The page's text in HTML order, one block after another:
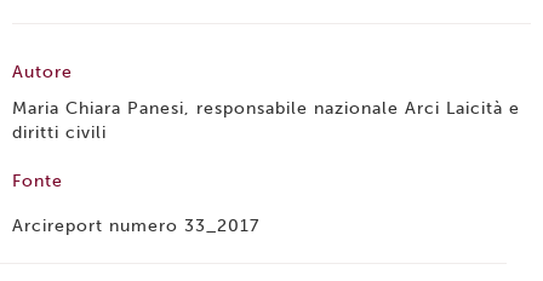
Autore
Maria Chiara Panesi, responsabile nazionale Arci Laicità e
diritti civili
Fonte
Arcireport numero 33_2017